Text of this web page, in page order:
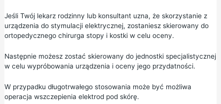
Jeśli Twój lekarz rodzinny lub konsultant uzna, że skorzystanie z
urządzenia do stymulacji elektrycznej, zostaniesz skierowany do
ortopedycznego chirurga stopy i kostki w celu oceny.
Następnie możesz zostać skierowany do jednostki specjalistycznej
w celu wypróbowania urządzenia i oceny jego przydatności.
W przypadku długotrwałego stosowania może być możliwa
operacja wszczepienia elektrod pod skórę.